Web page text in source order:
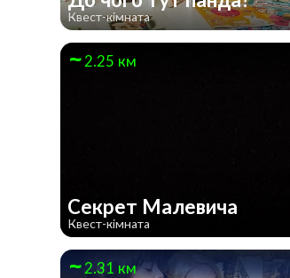
Квест-кімната
2.25 км
Секрет Малевича
Квест-кімната
2.31 км